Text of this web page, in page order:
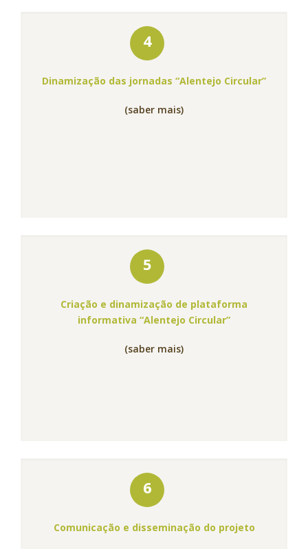
4
Dinamização das jornadas “Alentejo Circular”
(saber mais)
5
Criação e dinamização de plataforma
informativa “Alentejo Circular”
(saber mais)
6
Comunicação e disseminação do projeto